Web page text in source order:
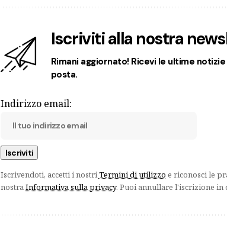
Iscriviti alla nostra
Rimani aggiornato! Ricevi le ultime
posta.
Indirizzo email:
Iscrivendoti, accetti i nostriTermini di utilizzo e riconosci le
nostraInformativa sulla privacy. Puoi annullare l'iscrizione in